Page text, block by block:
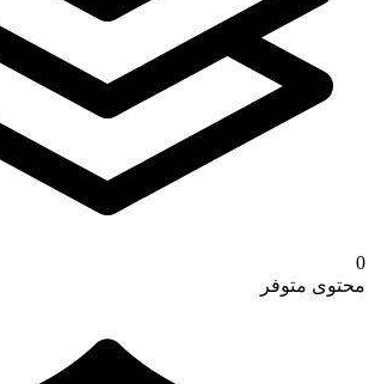
0
محتوى متوفر